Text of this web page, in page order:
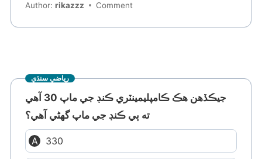
Author:rikazzz Comment
رياضي سنڌي
جيڪڏهن هڪ ڪامپليمينٽري ڪنڊ جي ماپ 30 آهي
ته ٻي ڪنڊ جي ماپ گهڻي آهي؟
330